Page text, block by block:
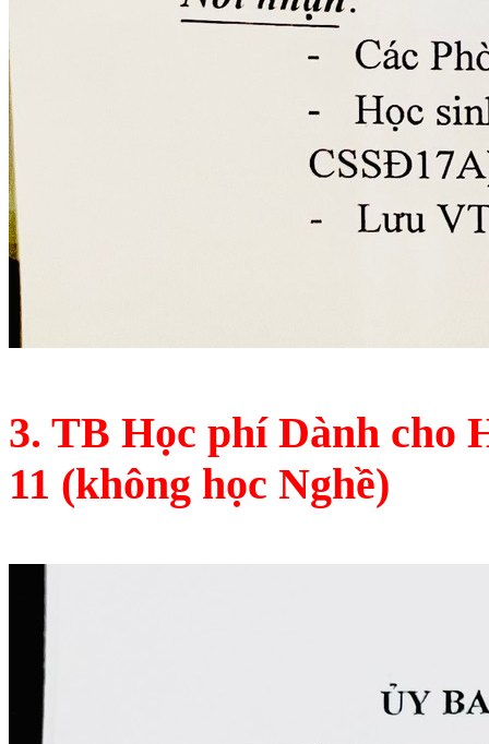
3. TB Học phí Dành cho
11 (không học Nghề)